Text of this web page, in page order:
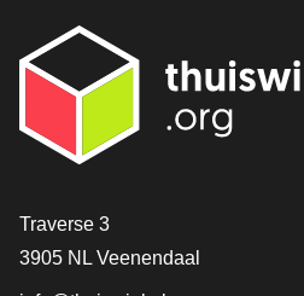
[_General:Contact]
Traverse 3
3905 NL Veenendaal